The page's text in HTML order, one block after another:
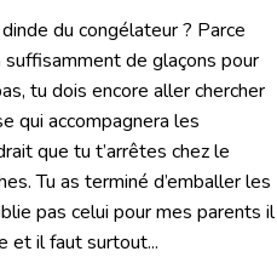
du congélateur ? Parce
suffisamment de glaçons pour
tu dois encore aller chercher
qui accompagnera les
que tu t’arrêtes chez le
Tu as terminé d’emballer les
pas celui pour mes parents il
et il faut surtout...